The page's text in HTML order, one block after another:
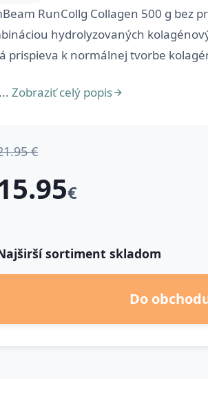
RunCollg Collagen 500 g bez
hydrolyzovaných
prispieva k normálnej tvorbe
Zobraziť celý popis
€
€
sortiment skladom
Do